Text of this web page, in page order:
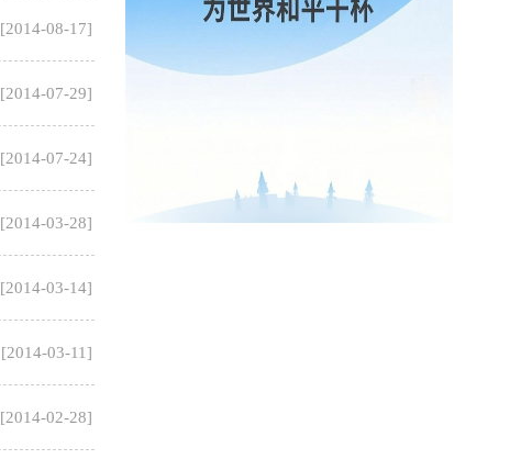
[2014-08-17]
[2014-07-29]
[2014-07-24]
[2014-03-28]
[2014-03-14]
[2014-03-11]
[2014-02-28]